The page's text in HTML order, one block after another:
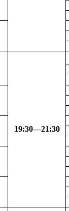
19:30—21:30